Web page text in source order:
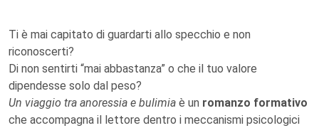
Ti è mai capitato di guardarti allo specchio e non
riconoscerti?
Di non sentirti “mai abbastanza” o che il tuo valore
dipendesse solo dal peso?
Un viaggio tra anoressia e bulimia è un romanzo formativo
che accompagna il lettore dentro i meccanismi psicologici